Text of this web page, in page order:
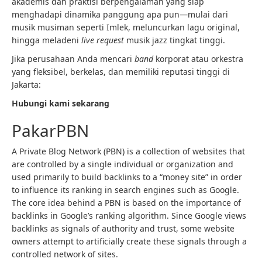
menghadapi dinamika panggung apa pun—mulai dari
musik musiman seperti Imlek, meluncurkan lagu original,
hingga meladeni live request musik jazz tingkat tinggi.
Jika perusahaan Anda mencari bandkorporat atau orkestra
yang fleksibel, berkelas, dan memiliki reputasi tinggi di
Jakarta:
Hubungi kami sekarang
PakarPBN
A Private Blog Network (PBN) is a collection of websites that
are controlled by a single individual or organization and
used primarily to build backlinks to a “money site” in order
to influence its ranking in search engines such as Google.
The core idea behind a PBN is based on the importance of
backlinks in Google’s ranking algorithm. Since Google views
backlinks as signals of authority and trust, some website
owners attempt to artificially create these signals through a
controlled network of sites.